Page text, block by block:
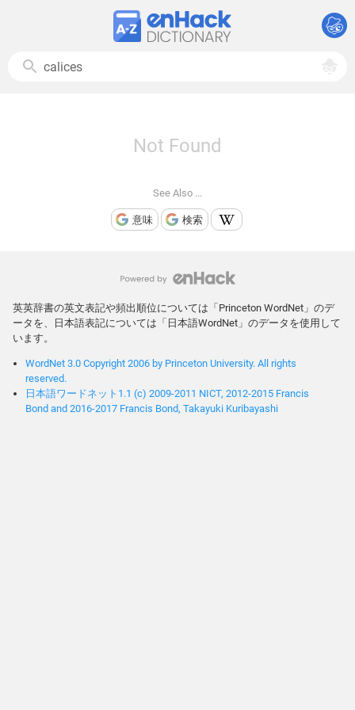
Not Found
See Also ...
意味 検索
英英辞書の英文表記や頻出順位については「Princeton WordNet」のデ
ータを、日本語表記については「日本語WordNet」のデータを使用して
います。
WordNet 3.0 Copyright 2006 by Princeton University. All rights
reserved.
日本語ワードネット1.1 (c) 2009-2011 NICT, 2012-2015 Francis
Bond and 2016-2017 Francis Bond, Takayuki Kuribayashi